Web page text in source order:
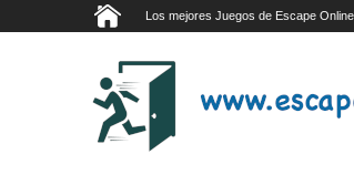
Los mejores Juegos de Escape